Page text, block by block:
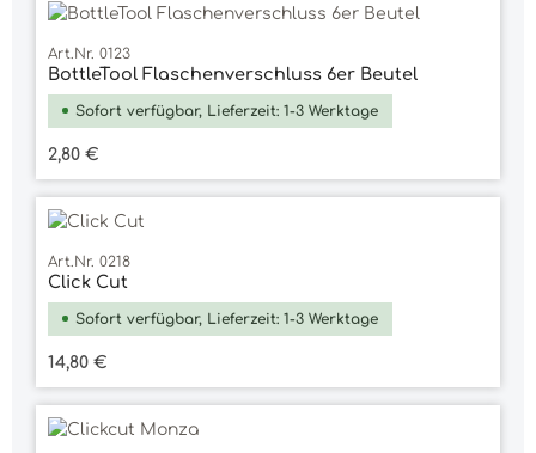
Art.Nr. 0123
BottleTool Flaschenverschluss 6er Beutel
Sofort verfügbar, Lieferzeit: 1-3 Werktage
Regulärer Preis:
2,80 €
Art.Nr. 0218
Click Cut
Sofort verfügbar, Lieferzeit: 1-3 Werktage
Regulärer Preis:
14,80 €